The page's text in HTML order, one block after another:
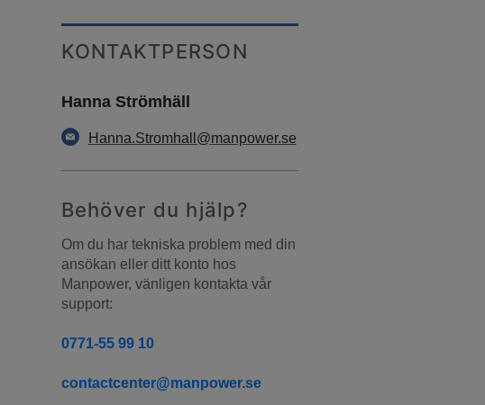
KONTAKTPERSON
Hanna Strömhäll
Hanna.Stromhall@manpower.se
Behöver du hjälp?
Om du har tekniska problem med din
ansökan eller ditt konto hos
Manpower, vänligen kontakta vår
support:
0771-55 99 10
contactcenter@manpower.se